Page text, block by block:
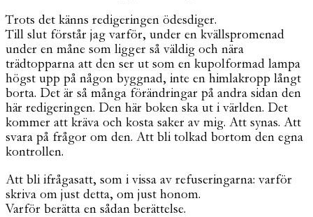
Trots det känns redigeringen ödesdiger.
Till slut förstår jag varför, under en kvällspromenad
under en måne som ligger så väldig och nära
trädtopparna att den ser ut som en kupolformad lampa
högst upp på någon byggnad, inte en himlakropp långt
borta. Det är så många förändringar på andra sidan den
här redigeringen. Den här boken ska ut i världen. Det
kommer att kräva och kosta saker av mig. Att synas. Att
svara på frågor om den. Att bli tolkad bortom den egna
kontrollen.
Att bli ifrågasatt, som i vissa av refuseringarna: varför
skriva om just detta, om just honom.
Varför berätta en sådan berättelse.